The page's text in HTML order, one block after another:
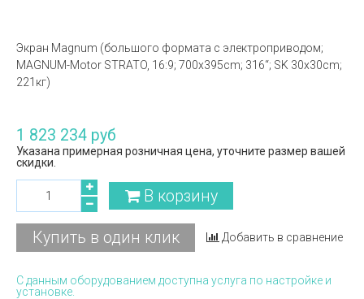
Экран Magnum (большого формата с электроприводом;
MAGNUM-Motor STRATO, 16:9; 700x395cm; 316“; SK 30x30cm;
221кг)
1 823 234 руб
Указана примерная розничная цена, уточните размер вашей
скидки.
В корзину
Купить в один клик Добавить в сравнение
С данным оборудованием доступна услуга по настройке и
установке.